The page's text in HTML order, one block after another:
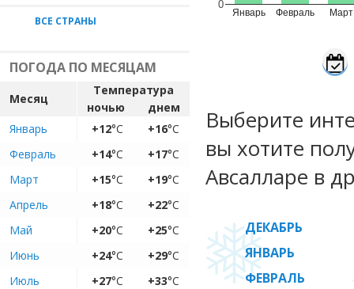
ВСЕ СТРАНЫ
ПОГОДА ПО МЕСЯЦАМ
Месяц
Температура
ночью
днем
Январь
+12°C +16°C
Февраль
+14°C +17°C
Март
+15°C +19°C
Апрель
+18°C +22°C
Май
+20°C +25°C
Июнь
+24°C +29°C
Июль
+27°C +33°C
Январь Февраль Март
0
Выберите
вы хотите
Авсалларе в
ДЕКАБРЬ
ЯНВАРЬ
ФЕВРАЛЬ